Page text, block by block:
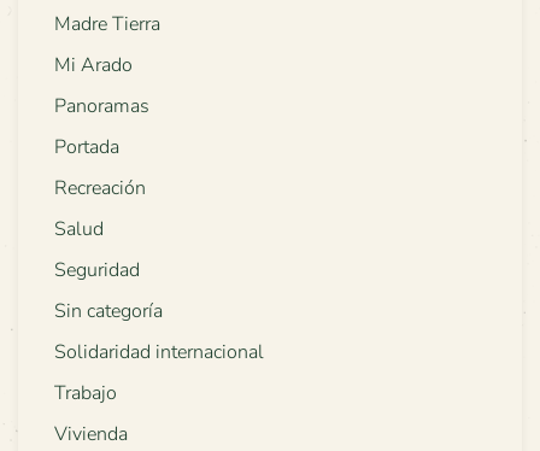
Madre Tierra
Mi Arado
Panoramas
Portada
Recreación
Salud
Seguridad
Sin categoría
Solidaridad internacional
Trabajo
Vivienda